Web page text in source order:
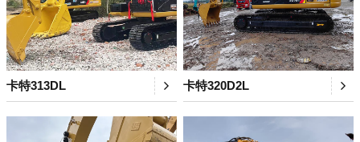
卡特313DL 卡特320D2L